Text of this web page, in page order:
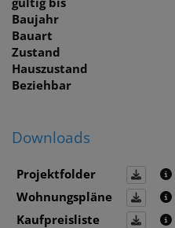
Baujahr
Bauart
Zustand
Hauszustand
Beziehbar
Downloads
Projektfolder
Wohnungspläne
Kaufpreisliste